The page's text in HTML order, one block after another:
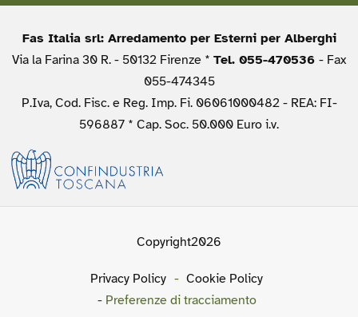
Fas Italia srl: Arredamento per Esterni per Alberghi
Via la Farina 30 R. - 50132 Firenze * Tel. 055-470536 - Fax
055-474345
P.Iva, Cod. Fisc. e Reg. Imp. Fi. 06061000482 - REA: FI-
596887 * Cap. Soc. 50.000 Euro i.v.
Copyright2026
Privacy Policy - Cookie Policy
- Preferenze di tracciamento